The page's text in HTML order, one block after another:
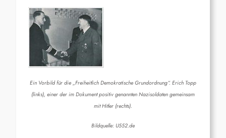
Ein Vorbild für die „Freiheitlich Demokratische Grundordnung“. Erich Topp
(links), einer der im Dokument positiv genannten Nazisoldaten gemeinsam
mit Hitler (rechts).
Bildquelle: U552.de